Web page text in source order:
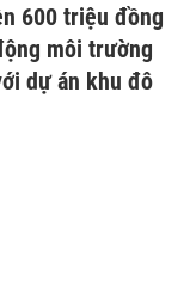
600 triệu đồng
môi trường
dự án khu đô